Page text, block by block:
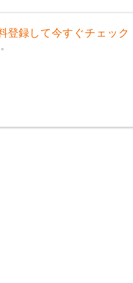
登録して今すぐチェック